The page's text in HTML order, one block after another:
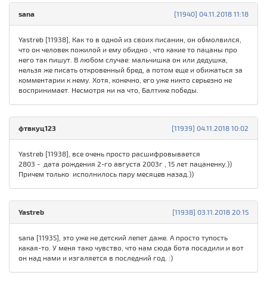
[11940] 04.11.2018 11:18
sana
Yastreb [11938], Как то в одной из своих писанин, он обмолвился,
что он человек пожилой и ему обидно , что какие то пацаны про
него так пишут. В любом случае: мальчишка он или дедушка,
нельзя же писать откровенный бред, а потом еще и обижаться за
комментарии к нему. Хотя, конечно, его уже никто серьезно не
воспринимает. Несмотря ни на что, Балтике победы.
[11939] 04.11.2018 10:02
фтвкуц123
Yastreb [11938], все очень просто расшифровывается
2803 - дата рождения 2-го августа 2003г , 15 лет пацаненку.))
Причем только исполнилось пару месяцев назад.))
[11938] 03.11.2018 20:15
Yastreb
sana [11935], это уже не детский лепет даже. А просто тупость
какая-то. У меня тако чувство, что нам сюда бота посадили и вот
он над нами и изгаляется в последний год. :)